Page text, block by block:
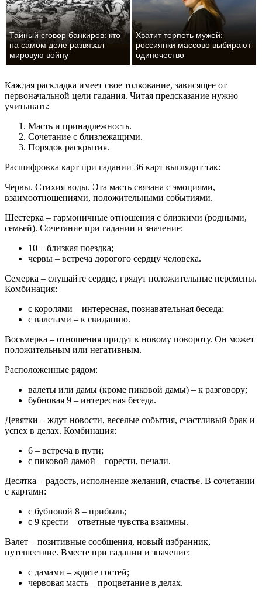
Тайный сговор банкиров: кто
на самом деле развязал
мировую войну
Хватит терпеть мужей:
россиянки массово выбирают
одиночество
Каждая раскладка имеет свое толкование, зависящее от
первоначальной цели гадания. Читая предсказание нужно
учитывать:
Масть и принадлежность.
Сочетание с близлежащими.
Порядок раскрытия.
Расшифровка карт при гадании 36 карт выглядит так:
Червы. Стихия воды. Эта масть связана с эмоциями,
взаимоотношениями, положительными событиями.
Шестерка – гармоничные отношения с близкими (родными,
семьей). Сочетание при гадании и значение:
10 – близкая поездка;
червы – встреча дорогого сердцу человека.
Семерка – слушайте сердце, грядут положительные перемены.
Комбинация:
с королями – интересная, познавательная беседа;
с валетами – к свиданию.
Восьмерка – отношения придут к новому повороту. Он может
положительным или негативным.
Расположенные рядом:
валеты или дамы (кроме пиковой дамы) – к разговору;
бубновая 9 – интересная беседа.
Девятки – ждут новости, веселые события, счастливый брак и
успех в делах. Комбинация:
6 – встреча в пути;
с пиковой дамой – горести, печали.
Десятка – радость, исполнение желаний, счастье. В сочетании
с картами:
с бубновой 8 – прибыль;
с 9 крести – ответные чувства взаимны.
Валет – позитивные сообщения, новый избранник,
путешествие. Вместе при гадании и значение:
с дамами – ждите гостей;
червовая масть – процветание в делах.